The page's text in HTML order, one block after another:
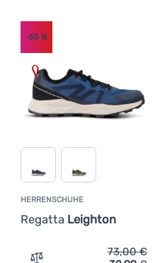
HERRENSCHUHE
Regatta Leighton
-55%
73,00€